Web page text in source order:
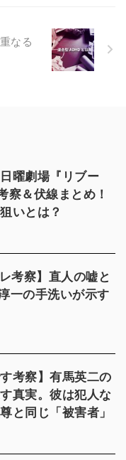
なる
曜劇場『リブー
＆伏線まとめ！
いとは？
考察】直人の嘘と
一の手洗いが示す
考察】有馬英二の
真実。彼は犯人な
と同じ「被害者」